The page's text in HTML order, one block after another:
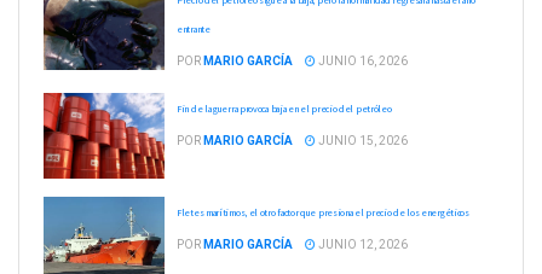
entrante
POR MARIO GARCÍA JUNIO 16, 2026
Fin de la guerra provoca baja en el precio del petróleo
POR MARIO GARCÍA JUNIO 15, 2026
Fletes marítimos, el otro factor que presiona el precio de los energéticos
POR MARIO GARCÍA JUNIO 12, 2026